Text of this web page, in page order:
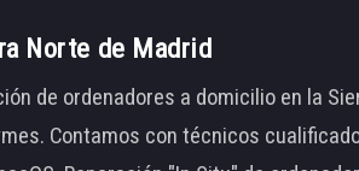
Norte de Madrid
de ordenadores a domicilio en la
Contamos con técnicos